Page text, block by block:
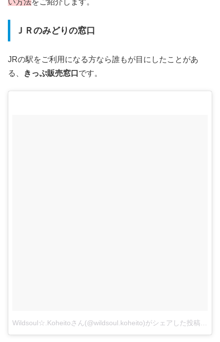
ＪＲのみどりの窓口
JRの駅をご利用になる方なら誰もが目にしたことがあ
る、
きっぷ販売窓口 です。